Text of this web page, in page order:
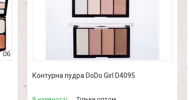
Контурна пудра DoDo Girl D4095